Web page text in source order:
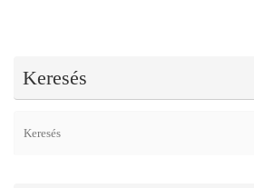
Keresés